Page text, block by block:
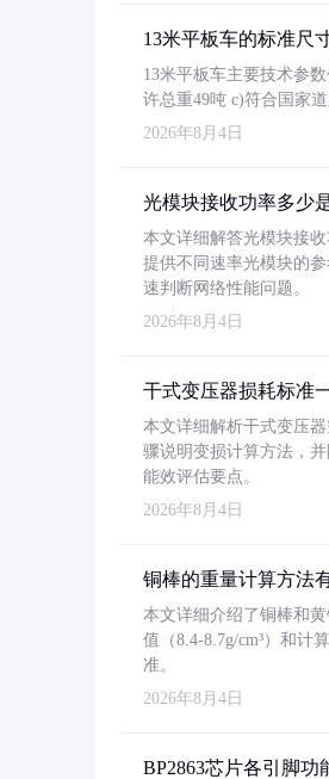
13米平板车的标准尺
13米平板车主要技术参
许总重49吨 c)符合国家
2026年8月4日
光模块接收功率多少
本文详细解答光模块接
提供不同速率光模块的
速判断网络性能问题。
2026年8月4日
干式变压器损耗标准
本文详细解析干式变压
骤说明变损计算方法，
能效评估要点。
2026年8月4日
铜棒的重量计算方法
本文详细介绍了铜棒和
值（8.4-8.7g/cm³）和计
准。
2026年8月4日
BP2863芯片各引脚功